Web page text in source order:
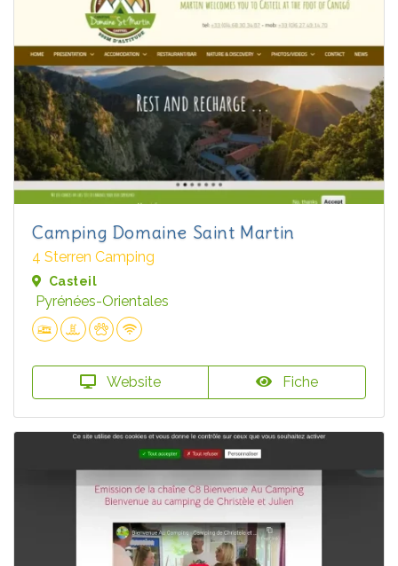
Camping Domaine Saint Martin
4 Sterren Camping
Casteil
Pyrénées-Orientales
Website Fiche